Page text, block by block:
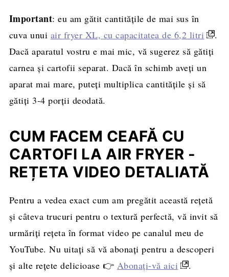
Important: eu am gătit cantitățile de mai sus în
cuva unui air fryer XL, cu capacitatea de 6,2 litri
.
Dacă aparatul vostru e mai mic, vă sugerez să gătiți
carnea și cartofii separat. Dacă în schimb aveți un
aparat mai mare, puteți multiplica cantitățile și să
gătiți 3-4 porții deodată.
CUM FACEM CEAFĂ CU
CARTOFI LA AIR FRYER -
REȚETA VIDEO DETALIATĂ
Pentru a vedea exact cum am pregătit această rețetă
și câteva trucuri pentru o textură perfectă, vă invit să
urmăriți rețeta în format video pe canalul meu de
YouTube. Nu uitați să vă abonați pentru a descoperi
și alte rețete delicioase 👉 Abonați-vă aici .